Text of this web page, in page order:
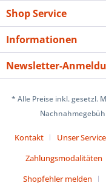
Shop Service
Informationen
Newsletter-
* Alle Preise inkl. gesetzl.
Kontakt Unser Service
Zahlungsmodalitäten
Shopfehler melden